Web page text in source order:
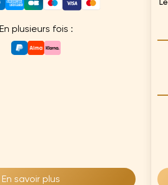
En plusieurs fois :
En savoir plus